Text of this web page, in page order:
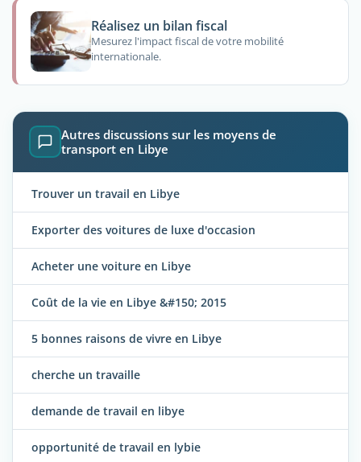
Réalisez un bilan fiscal
Mesurez l'impact fiscal de votre mobilité
internationale.
Autres discussions sur les moyens de
transport en Libye
Trouver un travail en Libye
Exporter des voitures de luxe d'occasion
Acheter une voiture en Libye
Coût de la vie en Libye &#150; 2015
5 bonnes raisons de vivre en Libye
cherche un travaille
demande de travail en libye
opportunité de travail en lybie